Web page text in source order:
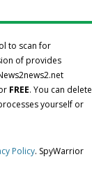
to scan for
of provides
FREE. You can delete
yourself or
Policy. SpyWarrior